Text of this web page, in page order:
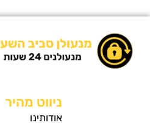
ניווט מהיר
אודותינו